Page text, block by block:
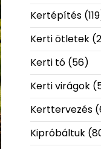
Kertépítés
Kerti ötletek
Kerti tó(56)
Kerti virágok
Kerttervezés
Kipróbáltuk